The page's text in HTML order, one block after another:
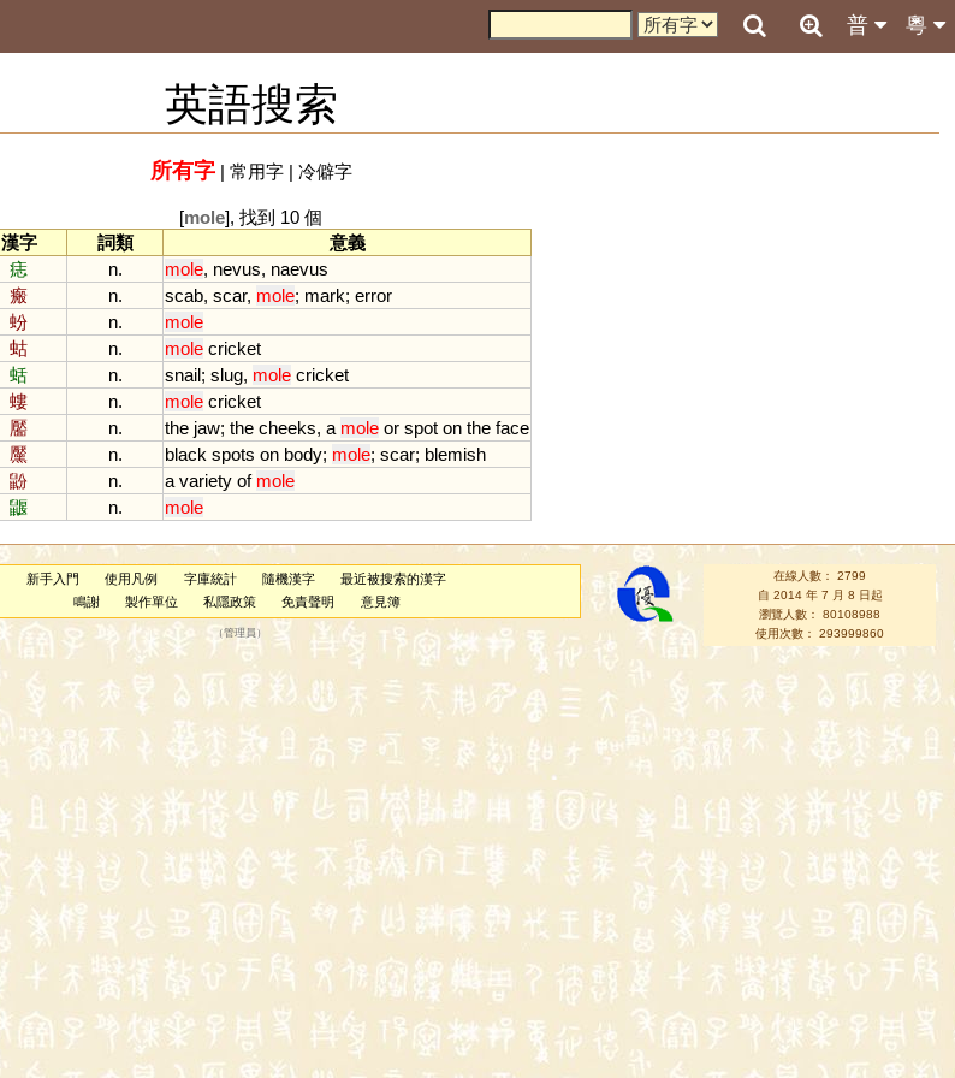
粵
普
英語搜索
所有字| 常用字| 冷僻字
[mole], 找到 10 個
漢字
詞類
意義
痣
n. mole, nevus, naevus
瘢
n. scab, scar, mole; mark; error
蚡
n.
mole
蛄
n. mole cricket
蛞
n. snail; slug, mole cricket
螻
n. mole cricket
靨
n. the jaw; the cheeks, a mole or spot on the face
黶
n. black spots on body; mole; scar; blemish
鼢
n. a variety of mole
鼴
n. mole
新手入門 使用凡例 字庫統計 隨機漢字
最近被搜索的漢字
鳴謝
製作單位 私隱政策 免責聲明 意見簿
（管理員 ）
在線人數： 2799
自 2014 年 7 月 8 日起
瀏覽人數： 80108988
使用次數： 293999860